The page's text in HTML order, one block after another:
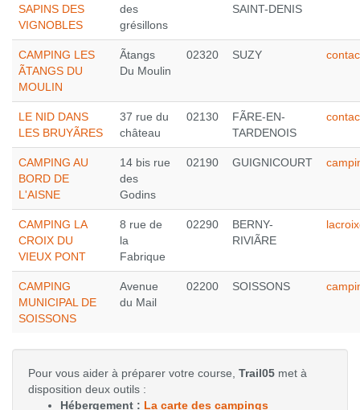
SAPINS DES
VIGNOBLES
des
grésillons
SAINT-DENIS
CAMPING LES
ÃTANGS DU
MOULIN
Ãtangs
Du Moulin
02320 SUZY
LE NID DANS
LES BRUYÃRES
37 rue du
château
02130
FÃRE-EN-
TARDENOIS
CAMPING AU
BORD DE
L'AISNE
14 bis rue
des
Godins
02190 GUIGNICOURT
CAMPING LA
CROIX DU
VIEUX PONT
8 rue de
la
Fabrique
02290
BERNY-
RIVIÃRE
CAMPING
MUNICIPAL DE
SOISSONS
Avenue
du Mail
02200 SOISSONS
Pour vous aider à préparer votre course, Trail05 met à
disposition deux outils :
Hébergement : La carte des campings